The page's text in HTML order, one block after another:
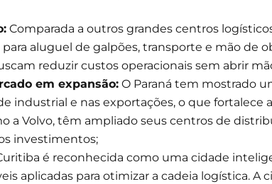
Comparada a outros grandes centros
aluguel de galpões, transporte e mão de
reduzir custos operacionais sem abrir
em expansão:O Paraná tem mostrado
industrial e nas exportações, o que
a Volvo, têm ampliado seus centros de
investimentos;
é reconhecida como uma cidade
aplicadas para otimizar a cadeia logística.